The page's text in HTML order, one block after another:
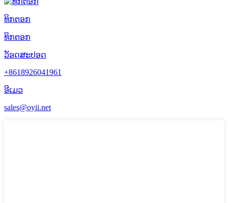
ທິກຕອກ
ທິກຕອກ
ວັອດສະປອດ
+8618926041961
ອີເມວ
sales@oyii.net